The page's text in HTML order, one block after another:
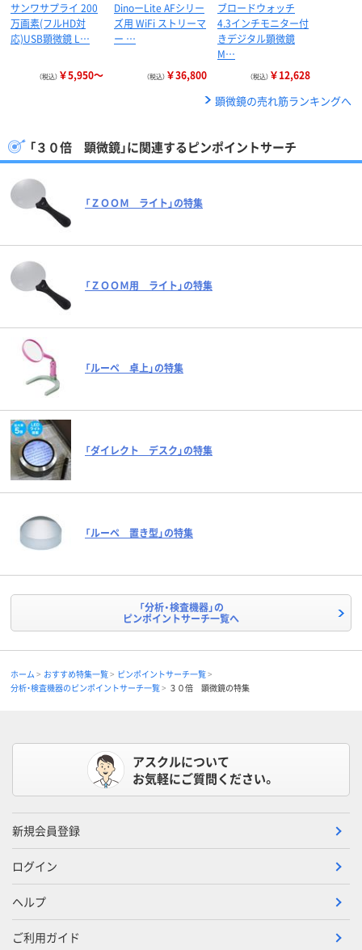
サンワサプライ 200
万画素(フルHD対
応)USB顕微鏡 L…
（税込） ￥5,950～
DinoーLite AFシリー
ズ用 WiFi ストリーマ
ー …
（税込） ￥36,800
ブロードウォッチ
4.3インチモニター付
きデジタル顕微鏡
M…
（税込） ￥12,628
顕微鏡の売れ筋ランキングへ
「３０倍 顕微鏡」に関連するピンポイントサーチ
「ＺＯＯＭ ライト」の特集
「ＺＯＯＭ用 ライト」の特集
「ルーペ 卓上」の特集
「ダイレクト デスク」の特集
「ルーペ 置き型」の特集
「分析・検査機器」の
ピンポイントサーチ一覧へ
ホーム おすすめ特集一覧
ピンポイントサーチ一覧
分析・検査機器のピンポイントサーチ一覧
３０倍 顕微鏡の特集
アスクルについて
お気軽にご質問ください。
新規会員登録
ログイン
ヘルプ
ご利用ガイド